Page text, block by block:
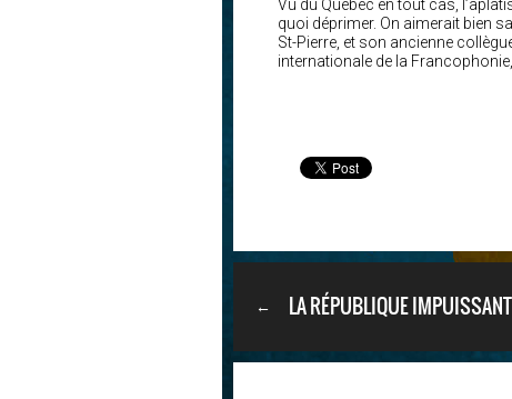
Vu du Québec en tout cas,
quoi déprimer. On aimerait bien
St-Pierre, et son ancienne
internationale de la
← LA RÉPUBLIQUE